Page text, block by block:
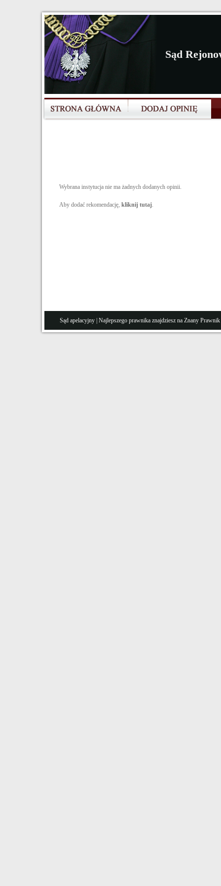
Sąd
Wybrana instytucja nie ma żadnych dodanych opinii.
Aby dodać rekomendację, kliknij tutaj.
Sąd apelacyjny | Najlepszego prawnika znajdziesz na Znany Prawnik